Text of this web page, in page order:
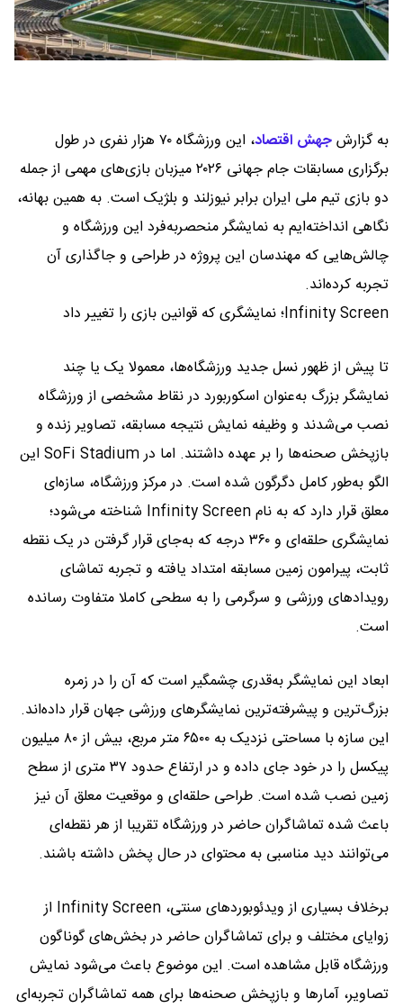
به گزارشجهش اقتصاد،
این ورزشگاه ۷۰ هزار نفری در طول
برگزاری مسابقات جام‌ جهانی ۲۰۲۶ میزبان بازی‌های مهمی از جمله
دو بازی تیم ملی ایران برابر نیوزلند و بلژیک است. به همین بهانه،
نگاهی انداخته‌ایم به نمایشگر منحصربه‌فرد این ورزشگاه و
چالش‌هایی که مهندسان این پروژه در طراحی و جاگذاری آن
تجربه کرده‌اند.
Infinity Screen؛ نمایشگری که قوانین بازی را تغییر داد
تا پیش از ظهور نسل جدید ورزشگاه‌ها، معمولا یک یا چند
نمایشگر بزرگ به‌عنوان اسکوربورد در نقاط مشخصی از ورزشگاه
نصب می‌شدند و وظیفه نمایش نتیجه مسابقه، تصاویر زنده و
بازپخش صحنه‌ها را بر عهده داشتند. اما در SoFi Stadium این
الگو به‌طور کامل دگرگون شده است. در مرکز ورزشگاه، سازه‌ای
معلق قرار دارد که به نام Infinity Screen شناخته می‌شود؛
نمایشگری حلقه‌ای و ۳۶۰ درجه که به‌جای قرار گرفتن در یک نقطه
ثابت، پیرامون زمین مسابقه امتداد یافته و تجربه تماشای
رویدادهای ورزشی و سرگرمی را به سطحی کاملا متفاوت رسانده
است.
ابعاد این نمایشگر به‌قدری چشمگیر است که آن را در زمره
بزرگ‌ترین و پیشرفته‌ترین نمایشگرهای ورزشی جهان قرار داده‌اند.
این سازه با مساحتی نزدیک به ۶۵۰۰ متر مربع، بیش از ۸۰ میلیون
پیکسل را در خود جای داده و در ارتفاع حدود ۳۷ متری از سطح
زمین نصب شده است. طراحی حلقه‌ای و موقعیت معلق آن نیز
باعث شده تماشاگران حاضر در ورزشگاه تقریبا از هر نقطه‌ای
می‌توانند دید مناسبی به محتوای در حال پخش داشته باشند.
برخلاف بسیاری از ویدئوبوردهای سنتی، Infinity Screen از
زوایای مختلف و برای تماشاگران حاضر در بخش‌های گوناگون
ورزشگاه قابل مشاهده است. این موضوع باعث می‌شود نمایش
تصاویر، آمارها و بازپخش صحنه‌ها برای همه تماشاگران تجربه‌ای